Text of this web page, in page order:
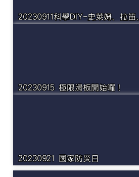
20230911科學DIY-史萊姆、拉笛
20230915 極限滑板開始囉！
20230921 國家防災日